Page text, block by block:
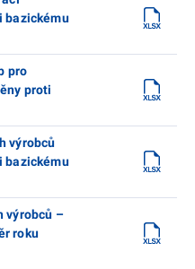
bazickému
pro
proti
výrobců
bazickému
výrobců –
roku